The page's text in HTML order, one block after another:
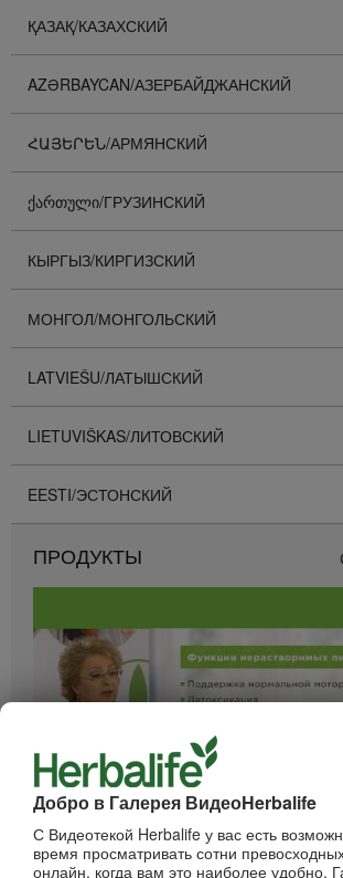
Добро в Галерея ВидеоHerbalife
С Видеотекой Herbalife у вас есть
время просматривать сотни
онлайн, когда вам это наиболее удобно.
ҚАЗАҚ/КАЗАХСКИЙ
AZƏRBAYCAN/АЗЕРБАЙДЖАНСКИЙ
ՀԱՅԵՐԵՆ/АРМЯНСКИЙ
ᲥᲐᲠᲗᲣᲚᲘ/ГРУЗИНСКИЙ
КЫРГЫЗ/КИРГИЗСКИЙ
МОНГОЛ/МОНГОЛЬСКИЙ
LATVIEŠU/ЛАТЫШСКИЙ
LIETUVIŠKAS/ЛИТОВСКИЙ
EESTI/ЭСТОНСКИЙ
ПРОДУКТЫ
Вебинар - Пищеварение
Вебинары от компании